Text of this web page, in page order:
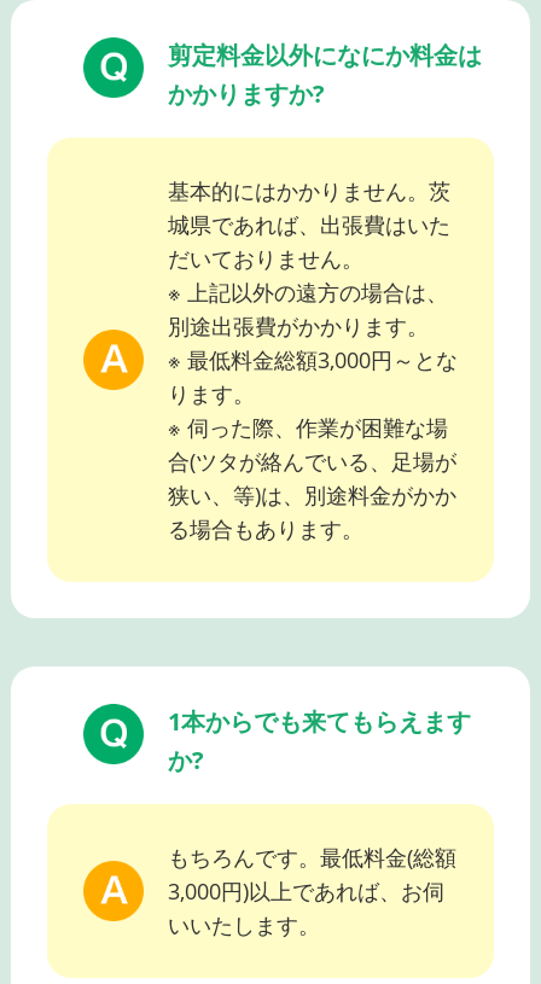
剪定料金以外になにか料金は
かかりますか?
基本的にはかかりません。茨
城県であれば、出張費はいた
だいておりません。
※ 上記以外の遠方の場合は、
別途出張費がかかります。
※ 最低料金総額3,000円～とな
ります。
※ 伺った際、作業が困難な場
合(ツタが絡んでいる、足場が
狭い、等)は、別途料金がかか
る場合もあります。
1本からでも来てもらえます
か?
もちろんです。最低料金(総額
3,000円)以上であれば、お伺
いいたします。